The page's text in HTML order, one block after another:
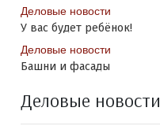
Деловые новости
У вас будет ребёнок!
Деловые новости
Башни и фасады
Деловые новости